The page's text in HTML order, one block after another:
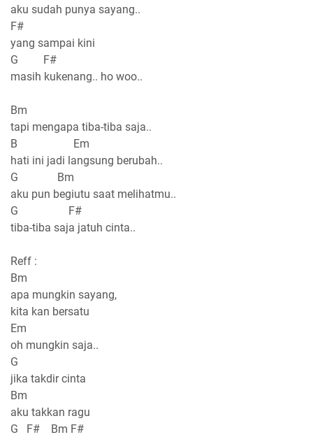
aku sudah punya sayang..
F#
yang sampai kini
G F#
masih kukenang.. ho woo..
Bm
tapi mengapa tiba-tiba saja..
B Em
hati ini jadi langsung berubah..
G Bm
aku pun begiutu saat melihatmu..
G F#
tiba-tiba saja jatuh cinta..
Reff :
Bm
apa mungkin sayang,
kita kan bersatu
Em
oh mungkin saja..
G
jika takdir cinta
Bm
aku takkan ragu
G F# Bm F#